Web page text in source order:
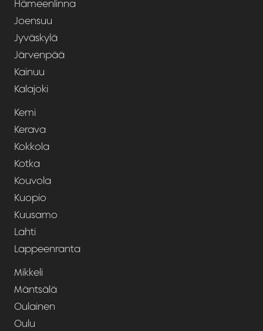
Hämeenlinna
Joensuu
Jyväskylä
Järvenpää
Kainuu
Kalajoki
Kemi
Kerava
Kokkola
Kotka
Kouvola
Kuopio
Kuusamo
Lahti
Lappeenranta
Mikkeli
Mäntsälä
Oulainen
Oulu